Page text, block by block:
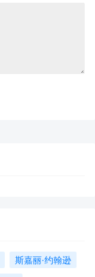
斯嘉丽·约翰逊